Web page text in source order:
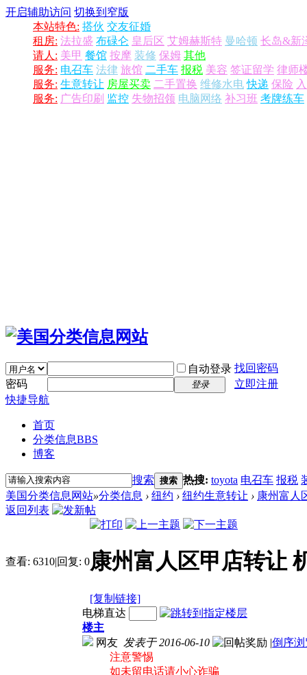
开启辅助访问 切换到窄版
本站特色: 搭伙 交友征婚
租房: 法拉盛 布碌仑 皇后区 艾姆赫斯特 曼哈顿 长岛&新
请人: 美甲 餐馆 按摩 装修 保姆 其他
服务: 电召车 法律 旅馆 二手车 报税 美容 签证留学 律师
服务: 生意转让 房屋买卖 二手置换 维修水电 快递 保险
服务: 广告印刷 监控 失物招领 电脑网络 补习班 考牌练车
自动登录 找回密码
密码
登录
立即注册
快捷导航
首页
分类信息BBS
博客
搜索 搜索 热搜: toyota 电召车 报税
美国分类信息网站»分类信息 › 纽约 › 纽约生意转让 › 康州富人
返回列表
查看: 6310|回复: 0康州富人区甲店转让
[复制链接]
电梯直达
楼主
网友 发表于 2016-06-10 |倒序浏
注意警惕
如未留电话请小心诈骗